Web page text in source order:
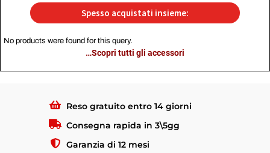
Spesso acquistati insieme:
No products were found for this query.
…Scopri tutti gli accessori
Reso gratuito entro 14 giorni
Consegna rapida in 3\5gg
Garanzia di 12 mesi